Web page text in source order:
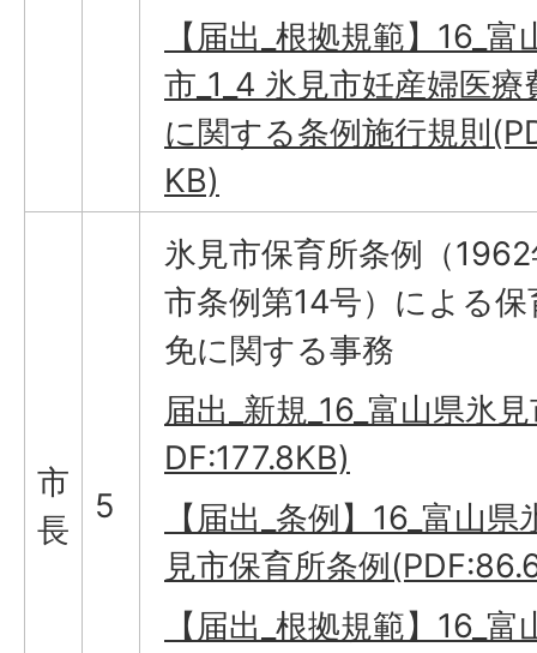
【届出_根拠規範】16_富
市_1_4 氷見市妊産婦医
に関する条例施行規則
KB)
市
長
5
氷見市保育所条例（
市条例第14号）による
免に関する事務
届出_新規_16_富山県氷見
DF:177.8KB)
【届出_条例】16_富山
見市保育所条例
【届出_根拠規範】16_富